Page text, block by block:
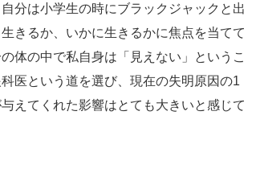
分は小学生の時にブラックジャックと出
きるか、いかに生きるかに焦点を当てて
体の中で私自身は「見えない」というこ
医という道を選び、現在の失明原因の1
えてくれた影響はとても大きいと感じて